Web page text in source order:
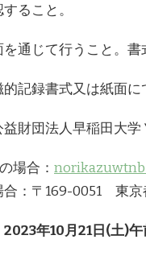
ること。
通じて行うこと。書
記録書式又は紙面に
益財団法人早稲田大
場合：
合：〒169-0051 東
2023年10月21日(土)